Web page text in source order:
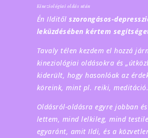
Kineziológiai oldás után
Én Ilditől szorongásos-
leküzdésében kértem
Tavaly télen kezdem el hozzá
kineziológiai oldásokra és
kiderült, hogy hasonlóak az
köreink, mint pl. reiki, meditáció.
Oldásról-oldásra egyre jobban
lettem, mind lelkileg, mind
egyaránt, amit Ildi, és a